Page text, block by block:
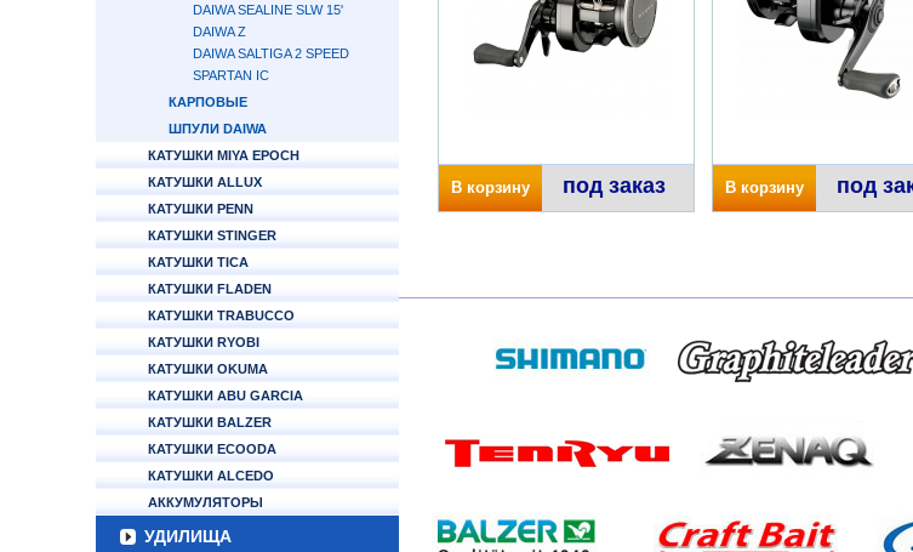
DAIWA SEALINE SLW 15'
DAIWA Z
DAIWA SALTIGA 2 SPEED
SPARTAN IC
КАРПОВЫЕ
ШПУЛИ DAIWA
КАТУШКИ MIYA EPOCH
КАТУШКИ ALLUX
КАТУШКИ PENN
КАТУШКИ STINGER
КАТУШКИ TICA
КАТУШКИ FLADEN
КАТУШКИ TRABUCCO
КАТУШКИ RYOBI
КАТУШКИ OKUMA
КАТУШКИ ABU GARCIA
КАТУШКИ BALZER
КАТУШКИ ECOODA
КАТУШКИ ALCEDO
АККУМУЛЯТОРЫ
УДИЛИЩА
В корзину под заказ В корзину под